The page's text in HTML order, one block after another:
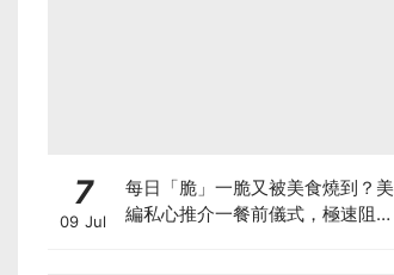
7
09 Jul
每日「脆」一脆又被美食燒到？美
編私心推介一餐前儀式，極速阻碳